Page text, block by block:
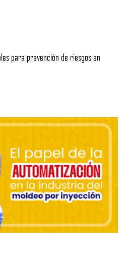
para prevención de riesgos en